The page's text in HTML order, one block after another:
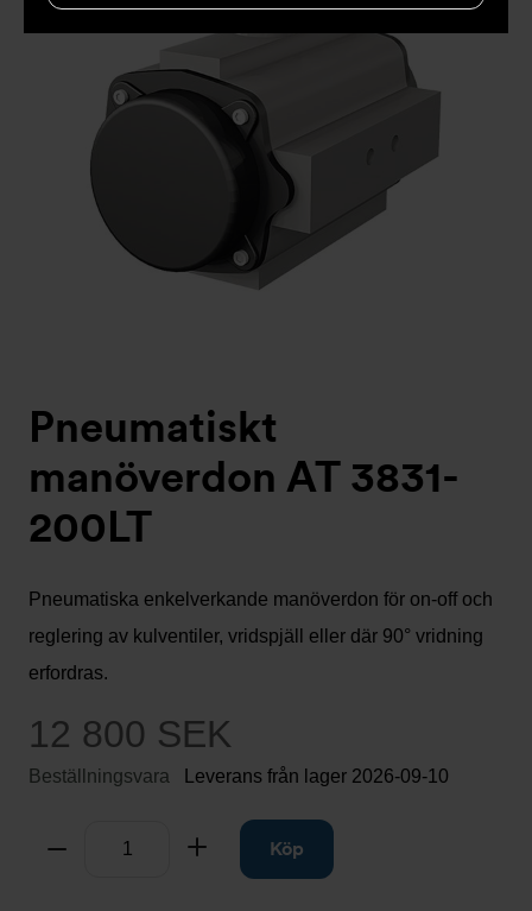
Pneumatiskt
manöverdon AT 3831-
200LT
Pneumatiska enkelverkande manöverdon för on-off och
reglering av kulventiler, vridspjäll eller där 90° vridning
erfordras.
12 800 SEK
Beställningsvara Leverans från lager 2026-09-10
Ta bort Lägg tillKöp